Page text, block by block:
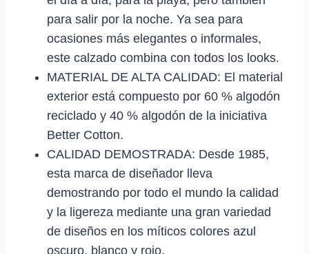
para salir por la noche. Ya sea para
ocasiones más elegantes o informales,
este calzado combina con todos los looks.
MATERIAL DE ALTA CALIDAD: El material
exterior está compuesto por 60 % algodón
reciclado y 40 % algodón de la iniciativa
Better Cotton.
CALIDAD DEMOSTRADA: Desde 1985,
esta marca de diseñador lleva
demostrando por todo el mundo la calidad
y la ligereza mediante una gran variedad
de diseños en los míticos colores azul
oscuro, blanco y rojo.